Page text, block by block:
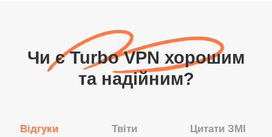
Чи є Turbo VPN хорошим
та надійним?
Відгуки Твіти Цитати ЗМІ